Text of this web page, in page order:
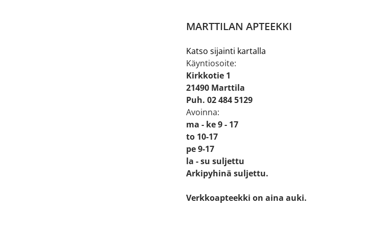
MARTTILAN APTEEKKI
Katso sijainti kartalla
Käyntiosoite:
Kirkkotie 1
21490 Marttila
Puh. 02 484 5129
Avoinna:
ma - ke 9 - 17
to 10-17
pe 9-17
la - su suljettu
Arkipyhinä suljettu.
Verkkoapteekki on aina auki.